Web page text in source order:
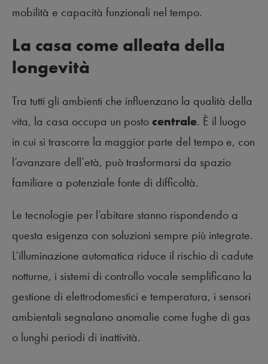
mobilità e capacità funzionali nel tempo.
La casa come alleata della
longevità
Tra tutti gli ambienti che influenzano la qualità della
vita, la casa occupa un postocentrale. È il luogo
in cui si trascorre la maggior parte del tempo e, con
l’avanzare dell’età, può trasformarsi da spazio
familiare a potenziale fonte di difficoltà.
Le tecnologie per l’abitare stanno rispondendo a
questa esigenza con soluzioni sempre più integrate.
L’illuminazione automatica riduce il rischio di cadute
notturne, i sistemi di controllo vocale semplificano la
gestione di elettrodomestici e temperatura, i sensori
ambientali segnalano anomalie come fughe di gas
o lunghi periodi di inattività.